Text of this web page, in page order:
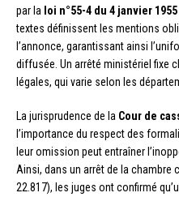
par la loi n°55-4 du 4 janvier 1955
textes définissent les mentions
l’annonce, garantissant ainsi
diffusée. Un arrêté ministériel fixe
légales, qui varie selon les
La jurisprudence de la Cour de
l’importance du respect des
leur omission peut entraîner
Ainsi, dans un arrêt de la chambre
22.817), les juges ont confirmé